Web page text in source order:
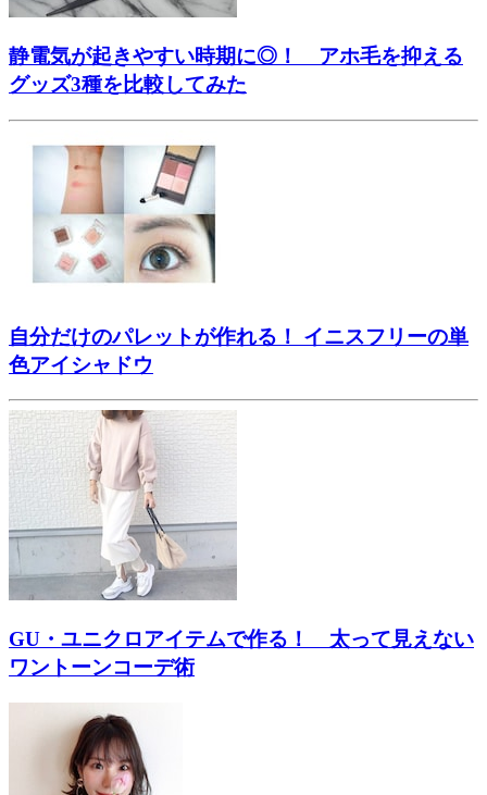
静電気が起きやすい時期に◎！ アホ毛を抑える
グッズ3種を比較してみた
自分だけのパレットが作れる！ イニスフリーの単
色アイシャドウ
GU・ユニクロアイテムで作る！ 太って見えない
ワントーンコーデ術